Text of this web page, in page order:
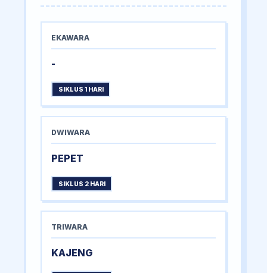
EKAWARA
-
SIKLUS 1 HARI
DWIWARA
PEPET
SIKLUS 2 HARI
TRIWARA
KAJENG